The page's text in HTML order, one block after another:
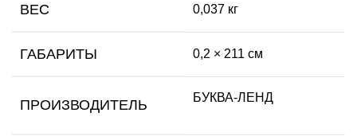
ВЕС 0,037 кг
ГАБАРИТЫ 0,2 × 211 см
ПРОИЗВОДИТЕЛЬ БУКВА-ЛЕНД